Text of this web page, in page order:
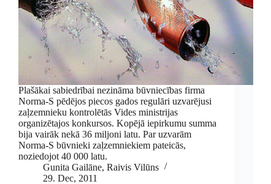
Plašākai sabiedrībai nezināma būvniecības firma
Norma-S pēdējos piecos gados regulāri uzvarējusi
zaļzemnieku kontrolētās Vides ministrijas
organizētajos konkursos. Kopējā iepirkumu summa
bija vairāk nekā 36 miljoni latu. Par uzvarām
Norma-S būvnieki zaļzemniekiem pateicās,
noziedojot 40 000 latu.
Gunita Gailāne, Raivis Vilūns
29. Dec, 2011